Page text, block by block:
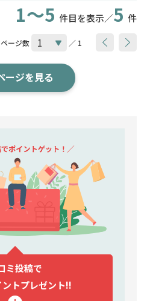
1～5 件目を表示／5 件
ページ数 ／ 1
ージを見る
ミ投稿で
トプレゼント!!